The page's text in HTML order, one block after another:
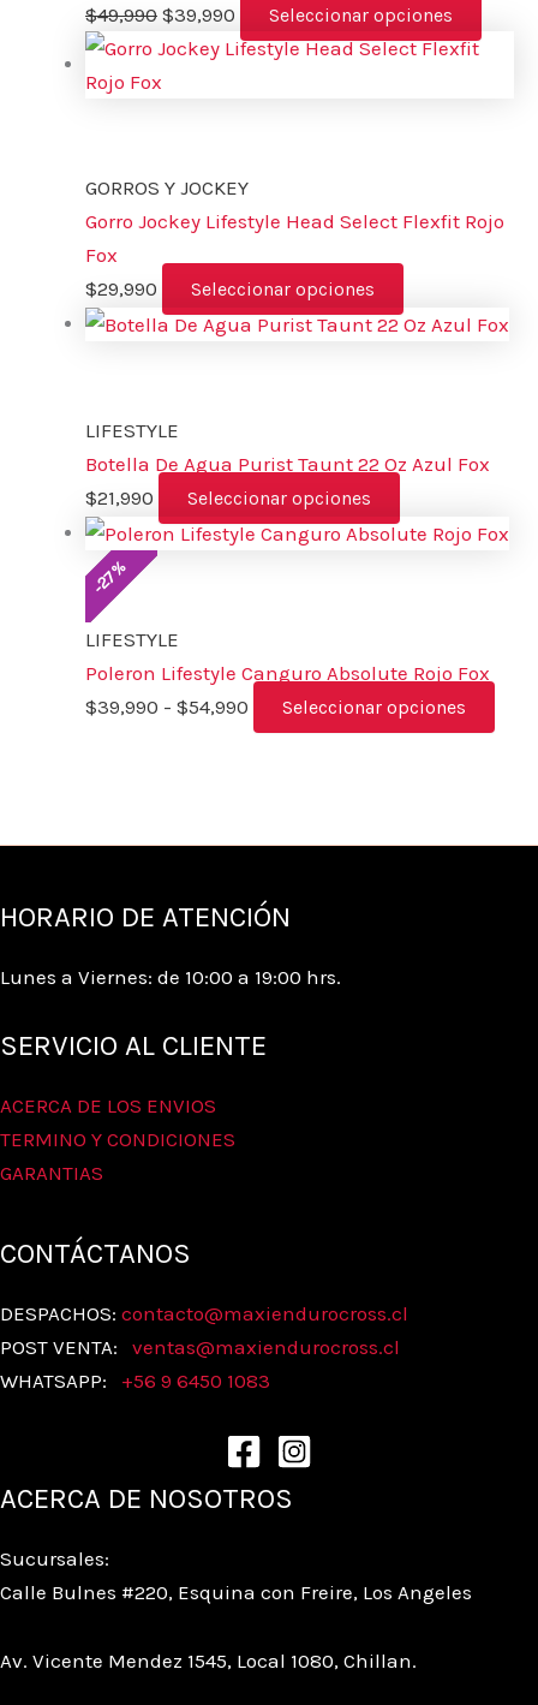
$49,990 $39,990 Seleccionar opciones
GORROS Y JOCKEY
Gorro Jockey Lifestyle Head Select Flexfit Rojo
Fox
$29,990 Seleccionar opciones
LIFESTYLE
Botella De Agua Purist Taunt 22 Oz Azul Fox
$21,990 Seleccionar opciones
-
27
%
LIFESTYLE
Poleron Lifestyle Canguro Absolute Rojo Fox
$39,990 - $54,990 Seleccionar opciones
HORARIO DE ATENCIÓN
Lunes a Viernes: de 10:00 a 19:00 hrs.
SERVICIO AL CLIENTE
ACERCA DE LOS ENVIOS
TERMINO Y CONDICIONES
GARANTIAS
CONTÁCTANOS
DESPACHOS: contacto@maxiendurocross.cl
POST VENTA: ventas@maxiendurocross.cl
WHATSAPP: +56 9 6450 1083
ACERCA DE NOSOTROS
Sucursales:
Calle Bulnes #220, Esquina con Freire, Los Angeles
Av. Vicente Mendez 1545, Local 1080, Chillan.